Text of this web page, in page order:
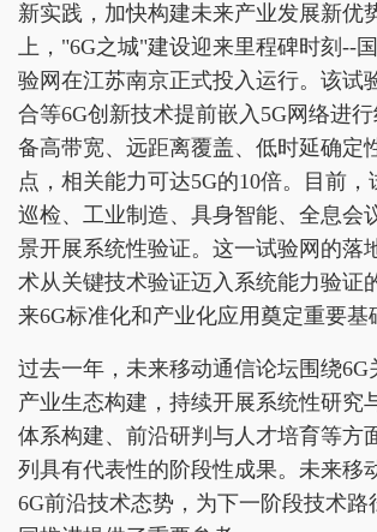
新实践，加快构建未来产业发展新优
上，"6G之城"建设迎来里程碑时刻--
验网在江苏南京正式投入运行。该试
合等6G创新技术提前嵌入5G网络进
备高带宽、远距离覆盖、低时延确定
点，相关能力可达5G的10倍。目前
巡检、工业制造、具身智能、全息会
景开展系统性验证。这一试验网的落
术从关键技术验证迈入系统能力验证
来6G标准化和产业化应用奠定重要基
过去一年，未来移动通信论坛围绕6G
产业生态构建，持续开展系统性研究
体系构建、前沿研判与人才培育等方
列具有代表性的阶段性成果。未来移
6G前沿技术态势，为下一阶段技术路